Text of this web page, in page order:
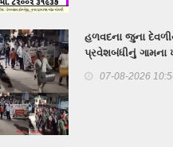
હળવદના જુના
પ્રવેશબંધીનું
07-08-2026